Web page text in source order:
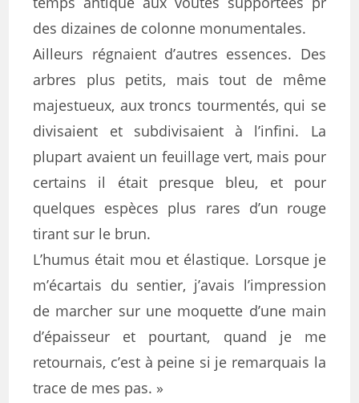
des dizaines de colonne monumentales.
Ailleurs régnaient d’autres essences. Des
arbres plus petits, mais tout de même
majestueux, aux troncs tourmentés, qui se
divisaient et subdivisaient à l’infini. La
plupart avaient un feuillage vert, mais pour
certains il était presque bleu, et pour
quelques espèces plus rares d’un rouge
tirant sur le brun.
L’humus était mou et élastique. Lorsque je
m’écartais du sentier, j’avais l’impression
de marcher sur une moquette d’une main
d’épaisseur et pourtant, quand je me
retournais, c’est à peine si je remarquais la
trace de mes pas. »